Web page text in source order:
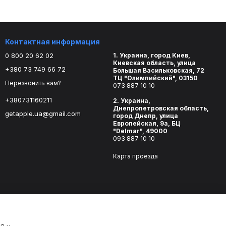
Контактная информация
0 800 20 62 02
+380 73 749 66 72
Перезвонить вам?
+380731160211
getapple.ua@gmail.com
1. Украина, город Киев,
Киевская область, улица
Большая Васильковская, 72
ТЦ "Олимпийский", 03150
073 887 10 10
2. Украина,
Днепропетровская область,
город Днепр, улица
Европейская, 9а, БЦ
"Delmar", 49000
093 887 10 10
Карта проезда